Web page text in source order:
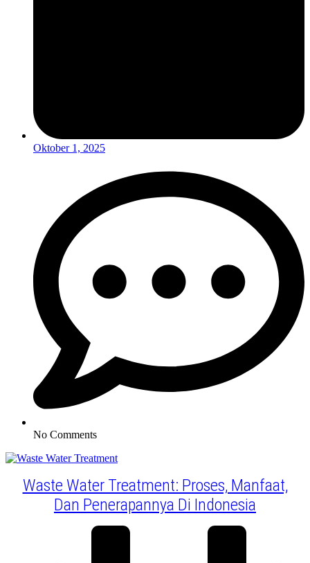
Oktober 1, 2025
No Comments
Waste Water Treatment: Proses, Manfaat,
Dan Penerapannya Di Indonesia